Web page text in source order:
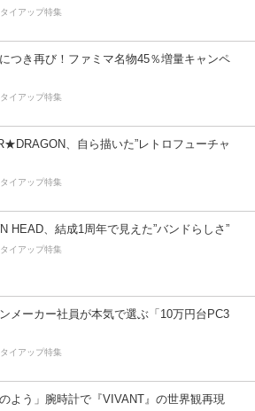
イアップ特集
つき再び！ファミマ名物45％増量キャンペ
イアップ特集
、自ら描いた”レトロフューチャ
イアップ特集
HEAD、結成1周年で見えた”バンドらしさ”
イアップ特集
メーカー社員が本気で選ぶ「10万円台PC3
イアップ特集
のよう」腕時計で『VIVANT』の世界観再現